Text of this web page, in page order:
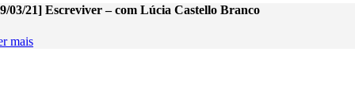
03/21] Escreviver – com Lúcia Castello Branco
mais